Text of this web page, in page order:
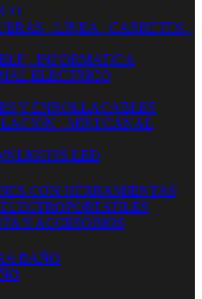
- LINEA - CARRETES -
- INFORMATICA
ELECTRICO
Y ENROLLACABLES
- MINI CANAL
LED
CON HERRAMIENTAS
Y ACCESORIOS
BAÑO